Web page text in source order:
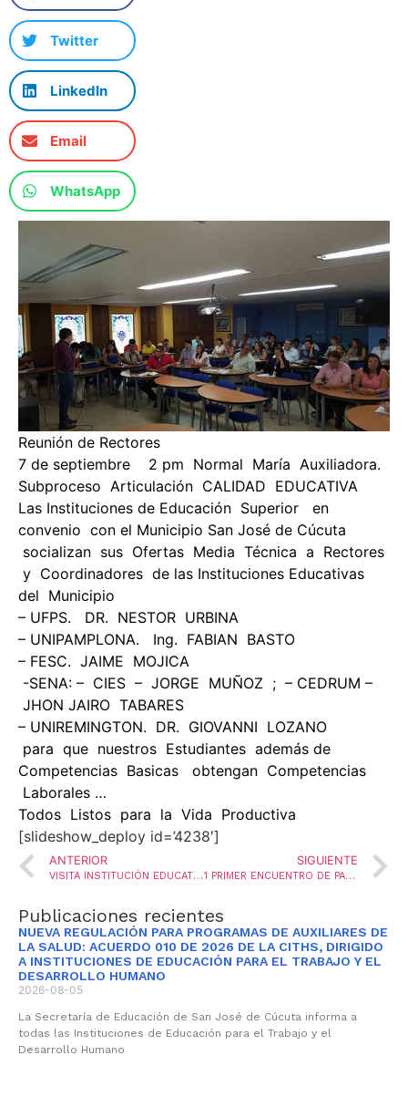
Twitter
LinkedIn
Email
WhatsApp
Reunión de Rectores
7 de septiembre 2 pm Normal María Auxiliadora.
Subproceso Articulación CALIDAD EDUCATIVA
Las Instituciones de Educación Superior en
convenio con el Municipio San José de Cúcuta
socializan sus Ofertas Media Técnica a Rectores
y Coordinadores de las Instituciones Educativas
del Municipio
– UFPS. DR. NESTOR URBINA
– UNIPAMPLONA. Ing. FABIAN BASTO
– FESC. JAIME MOJICA
-SENA: – CIES – JORGE MUÑOZ ; – CEDRUM –
JHON JAIRO TABARES
– UNIREMINGTON. DR. GIOVANNI LOZANO
para que nuestros Estudiantes además de
Competencias Basicas obtengan Competencias
Laborales …
Todos Listos para la Vida Productiva
[slideshow_deploy id=’4238′]
ANTERIOR
VISITA INSTITUCIÓN EDUCATIVA MIGUEL MULLER
SIGUIENTE
1 PRIMER ENCUENTRO DE PAREJAS
Publicaciones recientes
NUEVA REGULACIÓN PARA PROGRAMAS DE AUXILIARES DE
LA SALUD: ACUERDO 010 DE 2026 DE LA CITHS, DIRIGIDO
A INSTITUCIONES DE EDUCACIÓN PARA EL TRABAJO Y EL
DESARROLLO HUMANO
2026-08-05
La Secretaría de Educación de San José de Cúcuta informa a
todas las Instituciones de Educación para el Trabajo y el
Desarrollo Humano